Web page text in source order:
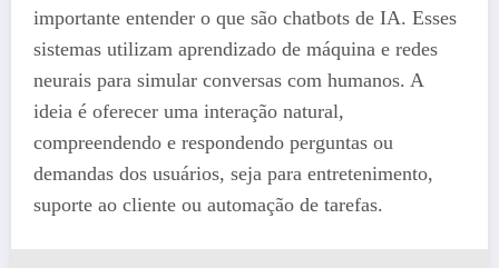
importante entender o que são chatbots de IA. Esses
sistemas utilizam aprendizado de máquina e redes
neurais para simular conversas com humanos. A
ideia é oferecer uma interação natural,
compreendendo e respondendo perguntas ou
demandas dos usuários, seja para entretenimento,
suporte ao cliente ou automação de tarefas.